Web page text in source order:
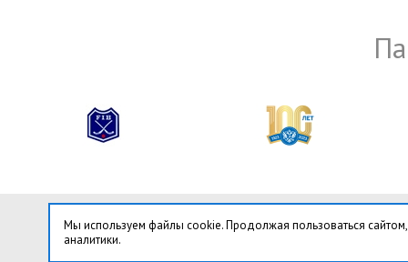
Мы используем файлы cookie. Продолжая пользоваться
аналитики.